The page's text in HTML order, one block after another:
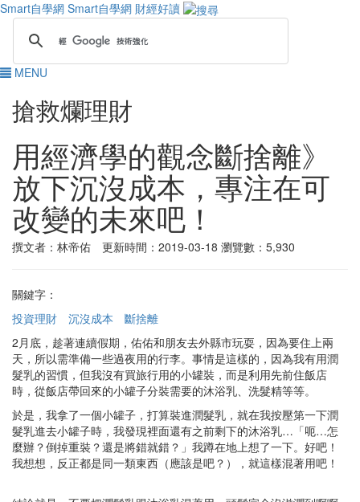
Smart自學網 Smart自學網 財經好讀
MENU
搶救爛理財
用經濟學的觀念斷捨離》
放下沉沒成本，專注在可
改變的未來吧！
撰文者：林帝佑 更新時間：2019-03-18 瀏覽數：5,930
關鍵字：
投資理財
沉沒成本
斷捨離
2月底，趁著連續假期，佑佑和朋友去外縣市玩耍，因為要住上兩
天，所以需準備一些過夜用的行李。事情是這樣的，因為我有用潤
髮乳的習慣，但我沒有買旅行用的小罐裝，而是利用先前住飯店
時，從飯店帶回來的小罐子分裝需要的沐浴乳、洗髮精等等。
於是，我拿了一個小罐子，打算裝進潤髮乳，就在我按壓第一下潤
髮乳進去小罐子時，我發現裡面還有之前剩下的沐浴乳…「呃…怎
麼辦？倒掉重裝？還是將錯就錯？」我蹲在地上想了一下。好吧！
我想想，反正都是同一類東西（應該是吧？），就這樣混著用吧！